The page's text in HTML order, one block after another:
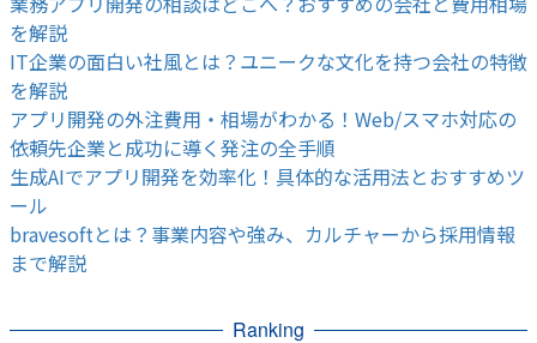
を解説
IT企業の面白い社風とは？ユニークな文化を持つ会社の特徴
を解説
アプリ開発の外注費用・相場がわかる！Web/スマホ対応の
依頼先企業と成功に導く発注の全手順
生成AIでアプリ開発を効率化！具体的な活用法とおすすめツ
ール
bravesoftとは？事業内容や強み、カルチャーから採用情報
まで解説
Ranking